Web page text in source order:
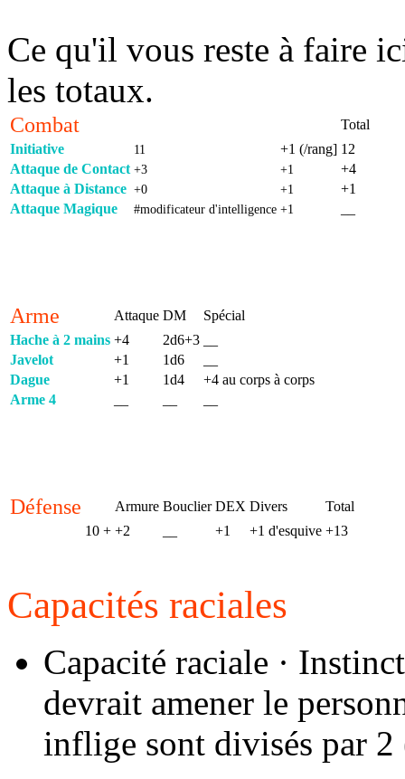
Ce qu'il vous reste à faire
les totaux.
Combat
Total
Initiative
11 +1 (/rang] 12
Attaque de Contact +3 +1
+4
Attaque à Distance +0 +1
+1
Attaque Magique
#modificateur d'intelligence +1
Arme Attaque DM
Spécial
Hache à 2 mains +4 2d6+3
Javelot
+1 1d6
Dague
+1 1d4
+4 au corps à corps
Arme 4
Défense Armure Bouclier DEX Divers
Total
10 + +2 +1 +1 d'esquive +13
Capacités raciales
Capacité raciale ·
devrait amener le
inflige sont divisés par